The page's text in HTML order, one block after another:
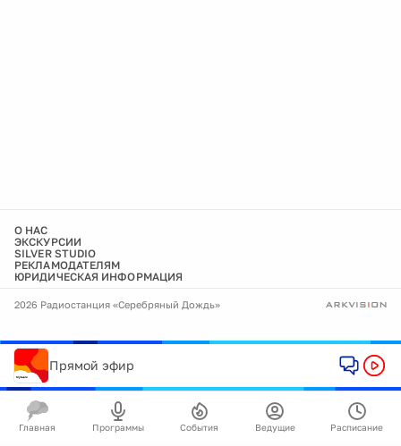
О НАС
ЭКСКУРСИИ
SILVER STUDIO
РЕКЛАМОДАТЕЛЯМ
ЮРИДИЧЕСКАЯ ИНФОРМАЦИЯ
2026 Радиостанция «Серебряный Дождь»
Прямой эфир
Главная Программы События Ведущие Расписание